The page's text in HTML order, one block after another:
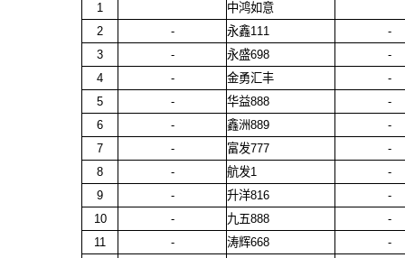
1
中鸿如意
2
- 永鑫111
-
3
- 永盛698
-
4
- 金勇汇丰
-
5
- 华益888
-
6
- 鑫洲889
-
7
- 富发777
-
8
- 航发1
-
9
- 升洋816
-
10
- 九五888
-
11
- 涛辉668
-